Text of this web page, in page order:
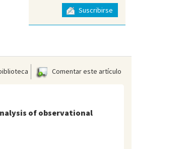
Suscribirse
Comentar este artículo
of observational